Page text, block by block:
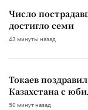
Число
достигло семи
43 минуты назад
Токаев
Казахстана с
50 минут назад